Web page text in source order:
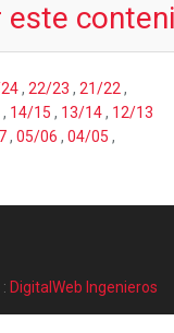
este
, 22/23 , 21/22 ,
, 14/15 , 13/14, 12/13
, 05/06 , 04/05 ,
DigitalWeb Ingenieros